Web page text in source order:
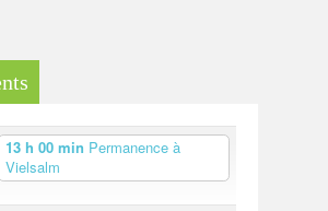
13 h 00 min Permanence à
Vielsalm